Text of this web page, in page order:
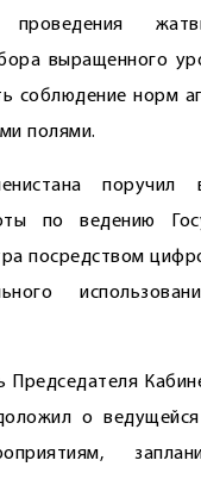
проведения
выращенного
соблюдение норм
полями.
поручил
по ведению
посредством
Председателя
о